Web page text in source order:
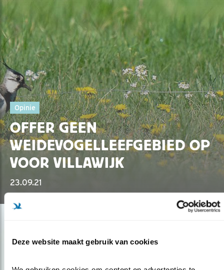
Deze website maakt gebruik van cookies
Opinie
OFFER GEEN
WEIDEVOGELLEEFGEBIED OP
VOOR VILLAWIJK
23.09.21